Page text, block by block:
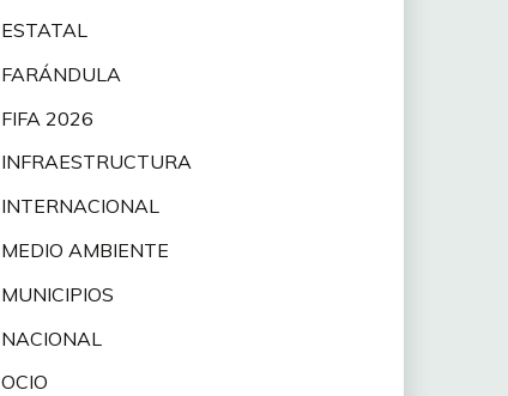
ESTATAL
FARÁNDULA
FIFA 2026
INFRAESTRUCTURA
INTERNACIONAL
MEDIO AMBIENTE
MUNICIPIOS
NACIONAL
OCIO